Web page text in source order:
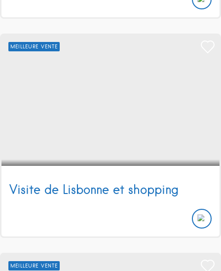
MEILLEURE VENTE
Visite de Lisbonne et shopping
MEILLEURE VENTE